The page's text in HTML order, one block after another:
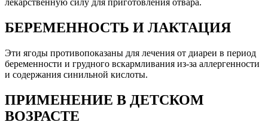
лекарственную силу для приготовления отвара.
БЕРЕМЕННОСТЬ И ЛАКТАЦИЯ
Эти ягоды противопоказаны для лечения от диареи в период
беременности и грудного вскармливания из-за аллергенности
и содержания синильной кислоты.
ПРИМЕНЕНИЕ В ДЕТСКОМ
ВОЗРАСТЕ